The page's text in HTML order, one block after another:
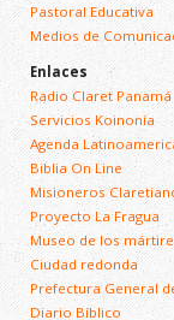
Pastoral Educativa
Medios de
Enlaces
Radio Claret Panamá
Servicios Koinonía
Agenda
Biblia On Line
Misioneros
Proyecto La Fragua
Museo de los
Ciudad redonda
Prefectura General
Diario Bíblico